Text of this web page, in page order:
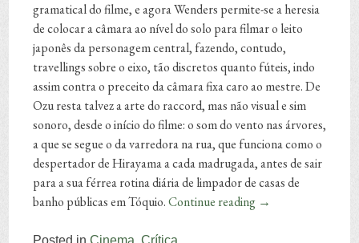
gramatical do filme, e agora Wenders permite-se a heresia
de colocar a câmara ao nível do solo para filmar o leito
japonês da personagem central, fazendo, contudo,
travellings sobre o eixo, tão discretos quanto fúteis, indo
assim contra o preceito da câmara fixa caro ao mestre. De
Ozu resta talvez a arte do raccord, mas não visual e sim
sonoro, desde o início do filme: o som do vento nas árvores,
a que se segue o da varredora na rua, que funciona como o
despertador de Hirayama a cada madrugada, antes de sair
para a sua férrea rotina diária de limpador de casas de
banho públicas em Tóquio.Continue reading →